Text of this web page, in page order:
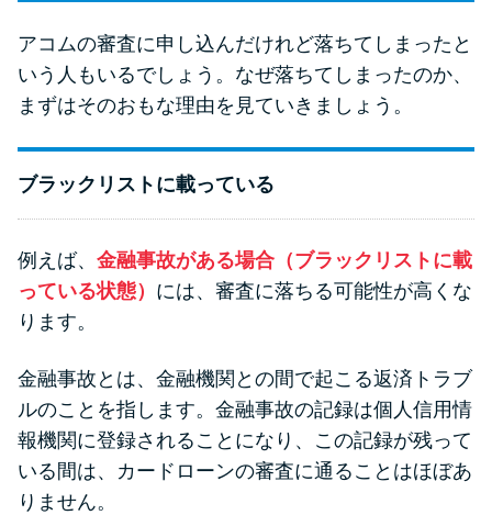
お金を借りる3つのポイント
種類・特徴別一覧
その他コラム
は解決しないと危険な理由と対
処法3つ
たい…市役所に相談より賢い方
法2選
街金とは？絶対審査通る？借金
アコムの審査に申し込んだけれど落ちてしまったと
いう人もいるでしょう。なぜ落ちてしまったのか、
まずはそのおもな理由を見ていきましょう。
ブラックリストに載っている
例えば、 金融事故がある場合（ブラックリストに載
っている状態） には、審査に落ちる可能性が高くな
ります。
金融事故とは、金融機関との間で起こる返済トラブ
ルのことを指します。金融事故の記録は個人信用情
報機関に登録されることになり、この記録が残って
いる間は、カードローンの審査に通ることはほぼあ
りません。